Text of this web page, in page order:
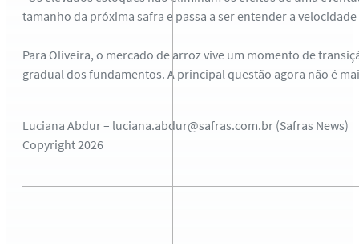
tamanho da próxima safra e passa a ser entender a
Para Oliveira, o mercado de arroz vive um momento de
gradual dos fundamentos. A principal questão agora não é
Luciana Abdur – luciana.abdur@safras.com.br (Safras News)
Copyright 2026